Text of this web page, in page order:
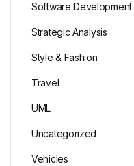
Software Development
Strategic Analysis
Style & Fashion
Travel
UML
Uncategorized
Vehicles